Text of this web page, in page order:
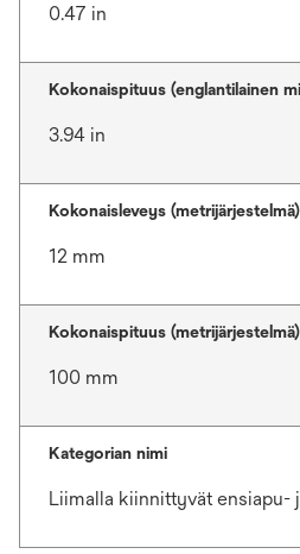
0.47 in
Kokonaispituus (englantilainen
3.94 in
Kokonaisleveys (metrijärjestelmä)
12 mm
Kokonaispituus (metrijärjestelmä)
100 mm
Kategorian nimi
Liimalla kiinnittyvät ensiapu-